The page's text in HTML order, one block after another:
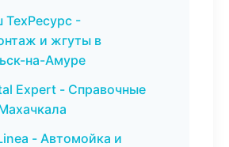
-
и жгуты в
на-Амуре
Expert - Справочные
- Автомойка и